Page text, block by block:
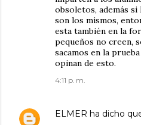
obsoletos, además
son los mismos,
esta también en la
pequeños no creen,
sacamos en la
opinan de esto.
4:11 p. m.
ELMER ha dicho